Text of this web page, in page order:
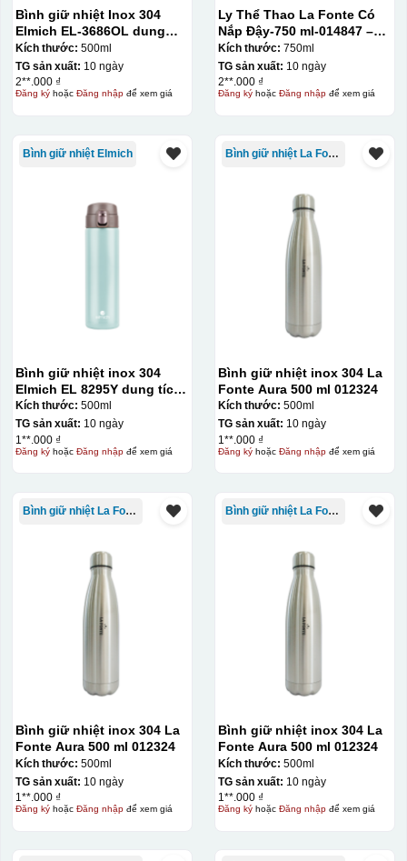
In lưới (silk screen printing) trong ngành quà tặng là kỹ
thuật in ấn sử dụng một tấm lưới được phủ hóa chất cảm
quang, trong đó hình ảnh cần in được phơi sáng tạo
thành khuôn. Mực in được đẩy qua các lỗ nhỏ trên lưới
bằng một thanh gạt (squeegee) để in lên bề mặt sản
tặng khác. Kỹ thuật này cho phép in được nhiều màu sắc
phù hợp cho sản xuất số lượng lớn, tuy nhiên đòi hỏi
quy trình chuẩn bị kỹ lưỡng và chi phí setup ban đầu
Hộp xi lót lụa
Hộp xi ấm chén
Bình giữ nhiệt Inox 304
Elmich EL-3686OL dung
tích 500ml
Kích thước: 500ml
TG sản xuất: 10 ngày
2**.000 ₫
Đăng kýhoặc Đăng nhậpđể xem giá
Ly Thể Thao La Fonte Có
Nắp Đậy-750 ml-014847 –
GRA
Kích thước: 750ml
TG sản xuất: 10 ngày
2**.000 ₫
Đăng kýhoặc Đăng nhậpđể xem giá
Bình giữ nhiệt Elmich
Bình giữ nhiệt inox 304
Elmich EL 8295Y dung tích
500ml
Kích thước: 500ml
TG sản xuất: 10 ngày
1**.000 ₫
Đăng kýhoặc Đăng nhậpđể xem giá
Bình giữ nhiệt La Fonte
Bình giữ nhiệt inox 304 La
Fonte Aura 500 ml 012324
Kích thước: 500ml
TG sản xuất: 10 ngày
1**.000 ₫
Đăng kýhoặc Đăng nhậpđể xem giá
Bình giữ nhiệt La Fonte
Bình giữ nhiệt inox 304 La
Fonte Aura 500 ml 012324
Kích thước: 500ml
TG sản xuất: 10 ngày
1**.000 ₫
Đăng kýhoặc Đăng nhậpđể xem giá
Bình giữ nhiệt La Fonte
Bình giữ nhiệt inox 304 La
Fonte Aura 500 ml 012324
Kích thước: 500ml
TG sản xuất: 10 ngày
1**.000 ₫
Đăng kýhoặc Đăng nhậpđể xem giá